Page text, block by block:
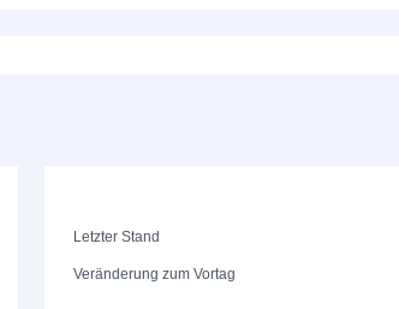
Letzter Stand
Veränderung zum Vortag